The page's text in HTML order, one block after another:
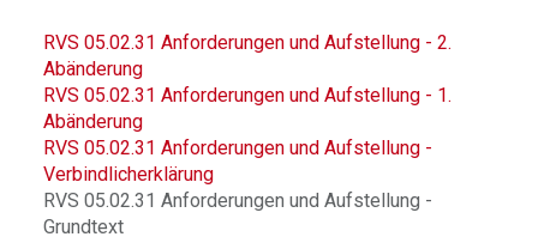
RVS 05.02.31 Anforderungen und Aufstellung - 2.
Abänderung
RVS 05.02.31 Anforderungen und Aufstellung - 1.
Abänderung
RVS 05.02.31 Anforderungen und Aufstellung -
Verbindlicherklärung
RVS 05.02.31 Anforderungen und Aufstellung -
Grundtext